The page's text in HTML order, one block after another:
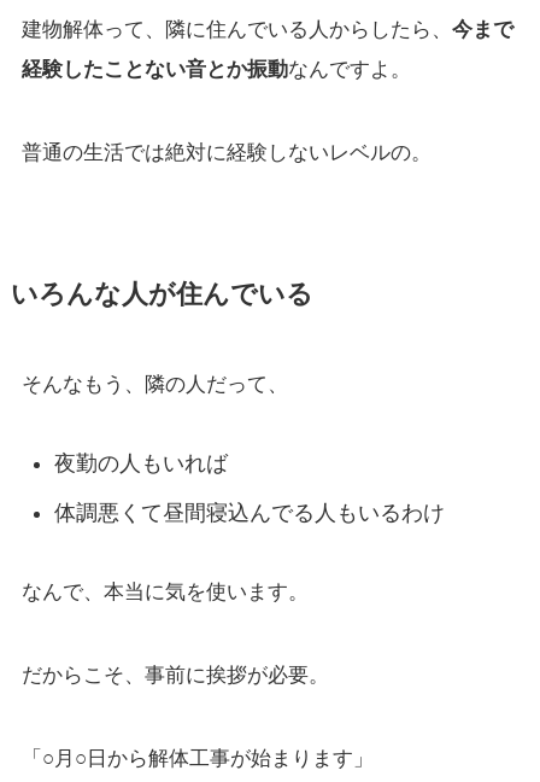
建物解体って、隣に住んでいる人からしたら、 今まで
経験したことない音とか振動なんですよ。
普通の生活では絶対に経験しないレベルの。
いろんな人が住んでいる
そんなもう、隣の人だって、
夜勤の人もいれば
体調悪くて昼間寝込んでる人もいるわけ
なんで、本当に気を使います。
だからこそ、事前に挨拶が必要。
「○月○日から解体工事が始まります」